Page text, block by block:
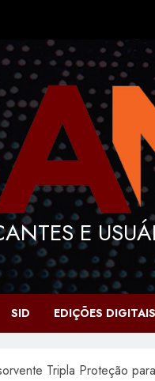
E
SID EDIÇÕES DIGITAIS
Tripla Proteção